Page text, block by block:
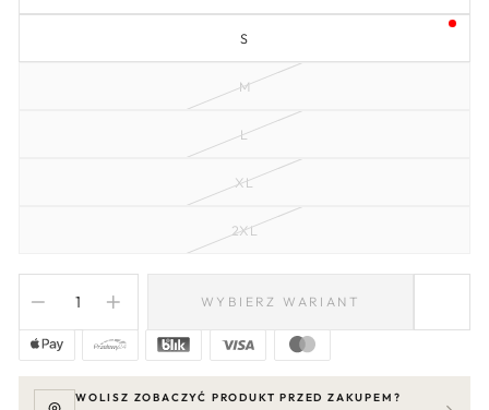
S
M
L
XL
2XL
WYBIERZ WARIANT
WOLISZ ZOBACZYĆ PRODUKT PRZED ZAKUPEM?